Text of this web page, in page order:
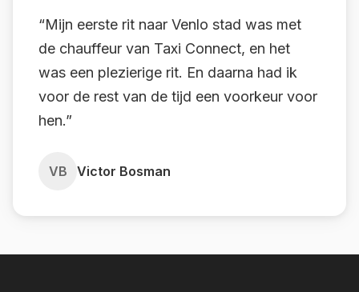
“Mijn eerste rit naar Venlo stad was met
de chauffeur van Taxi Connect, en het
was een plezierige rit. En daarna had ik
voor de rest van de tijd een voorkeur voor
hen.”
VB Victor Bosman